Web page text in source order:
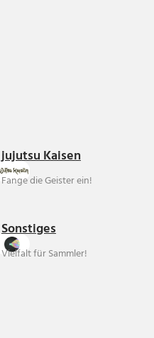
jujutsu Kaisen
Fange die Geister ein!
Sonstiges
Vielfalt für Sammler!